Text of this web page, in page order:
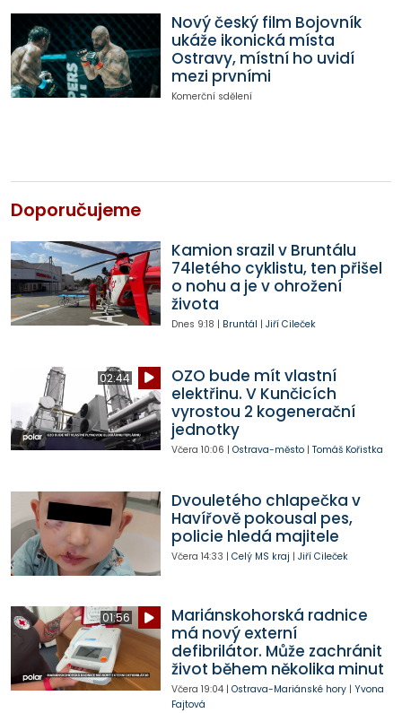
Nový český film Bojovník
ukáže ikonická místa
Ostravy, místní ho uvidí
mezi prvními
Komerční sdělení
Doporučujeme
Kamion srazil v Bruntálu
74letého cyklistu, ten přišel
o nohu a je v ohrožení
života
Dnes 9:18 | Bruntál | Jiří Cileček
02:44
OZO bude mít vlastní
elektřinu. V Kunčicích
vyrostou 2 kogenerační
jednotky
Včera 10:06 | Ostrava-město| Tomáš Kořistka
Dvouletého chlapečka v
Havířově pokousal pes,
policie hledá majitele
Včera 14:33 | Celý MS kraj | Jiří Cileček
01:56
Mariánskohorská radnice
má nový externí
defibrilátor. Může zachránit
život během několika minut
Včera 19:04| Ostrava-Mariánské hory| Yvona
Fajtová